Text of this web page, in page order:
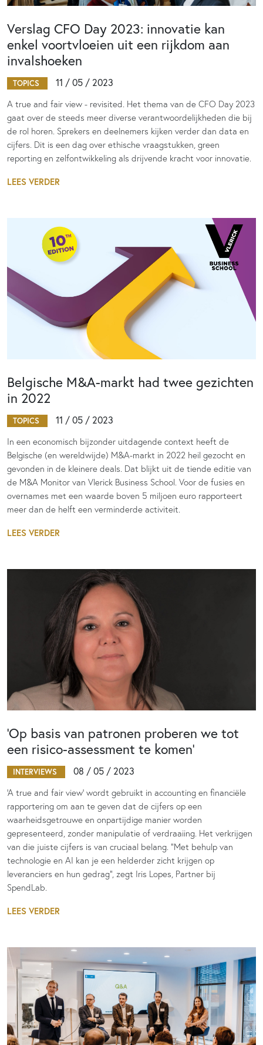
Verslag CFO Day 2023: innovatie kan
enkel voortvloeien uit een rijkdom aan
invalshoeken
TOPICS 11 / 05 / 2023
A true and fair view - revisited. Het thema van de CFO Day 2023
gaat over de steeds meer diverse verantwoordelijkheden die bij
de rol horen. Sprekers en deelnemers kijken verder dan data en
cijfers. Dit is een dag over ethische vraagstukken, green
reporting en zelfontwikkeling als drijvende kracht voor innovatie.
LEES VERDER
Belgische M&A-markt had twee gezichten
in 2022
TOPICS 11 / 05 / 2023
In een economisch bijzonder uitdagende context heeft de
Belgische (en wereldwijde) M&A-markt in 2022 heil gezocht en
gevonden in de kleinere deals. Dat blijkt uit de tiende editie van
de M&A Monitor van Vlerick Business School. Voor de fusies en
overnames met een waarde boven 5 miljoen euro rapporteert
meer dan de helft een verminderde activiteit.
LEES VERDER
‘Op basis van patronen proberen we tot
een risico-assessment te komen’
INTERVIEWS 08 / 05 / 2023
‘A true and fair view’ wordt gebruikt in accounting en financiële
rapportering om aan te geven dat de cijfers op een
waarheidsgetrouwe en onpartijdige manier worden
gepresenteerd, zonder manipulatie of verdraaiing. Het verkrijgen
van die juiste cijfers is van cruciaal belang. “Met behulp van
technologie en AI kan je een helderder zicht krijgen op
leveranciers en hun gedrag”, zegt Iris Lopes, Partner bij
SpendLab.
LEES VERDER